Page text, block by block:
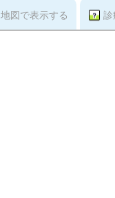
地図で表示する 診